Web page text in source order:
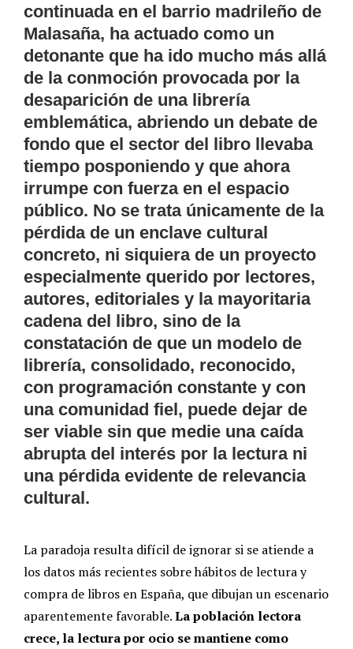
continuada en el barrio madrileño de
Malasaña, ha actuado como un
detonante que ha ido mucho más allá
de la conmoción provocada por la
desaparición de una librería
emblemática, abriendo un debate de
fondo que el sector del libro llevaba
tiempo posponiendo y que ahora
irrumpe con fuerza en el espacio
público. No se trata únicamente de la
pérdida de un enclave cultural
concreto, ni siquiera de un proyecto
especialmente querido por lectores,
autores, editoriales y la mayoritaria
cadena del libro, sino de la
constatación de que un modelo de
librería, consolidado, reconocido,
con programación constante y con
una comunidad fiel, puede dejar de
ser viable sin que medie una caída
abrupta del interés por la lectura ni
una pérdida evidente de relevancia
cultural.
La paradoja resulta difícil de ignorar si se atiende a
los datos más recientes sobre hábitos de lectura y
compra de libros en España, que dibujan un escenario
aparentemente favorable.La población lectora
crece, la lectura por ocio se mantiene como